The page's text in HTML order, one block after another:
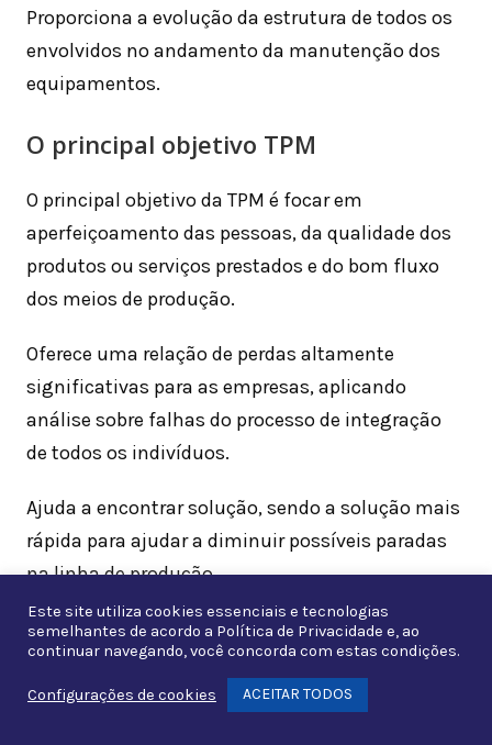
Proporciona a evolução da estrutura de todos os
envolvidos no andamento da manutenção dos
equipamentos.
O principal objetivo TPM
O principal objetivo da TPM é focar em
aperfeiçoamento das pessoas, da qualidade dos
produtos ou serviços prestados e do bom fluxo
dos meios de produção.
Oferece uma relação de perdas altamente
significativas para as empresas, aplicando
análise sobre falhas do processo de integração
de todos os indivíduos.
Ajuda a encontrar solução, sendo a solução mais
rápida para ajudar a diminuir possíveis paradas
na linha de produção.
Dessa forma, a eficiência profissional, as perdas
de rendimento e as perdas das cadeias de
suprimentos são indicadores importantes
Este site utiliza cookies essenciais e tecnologias
semelhantes de acordo a Política de Privacidade e, ao
continuar navegando, você concorda com estas condições.
Configurações de cookies ACEITAR TODOS